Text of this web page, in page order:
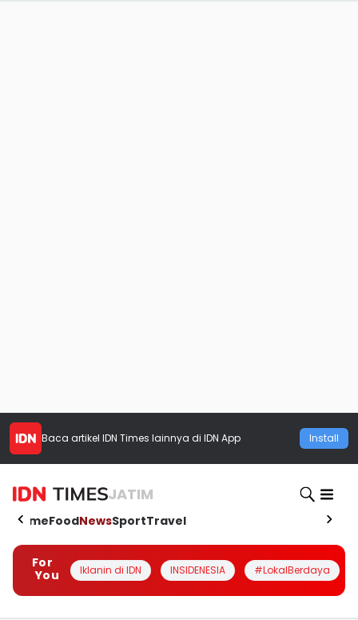
Baca artikel IDN Times lainnya di IDN App Install
JATIM
HomeFoodNewsSportTravel
For
You
Iklanin di IDN INSIDENESIA #LokalBerdaya